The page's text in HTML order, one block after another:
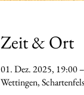
Zeit & Ort
01. Dez. 2025, 19:00
Wettingen,